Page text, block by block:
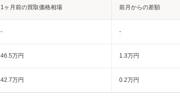
1ヶ月前の買取価格相場 前月からの差額
- -
46.5万円 1.3万円
42.7万円 0.2万円